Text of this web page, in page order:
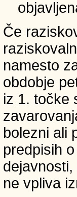
Če
namesto
obdobje
iz 1. točke
bolezni ali
predpisih
ne vpliva